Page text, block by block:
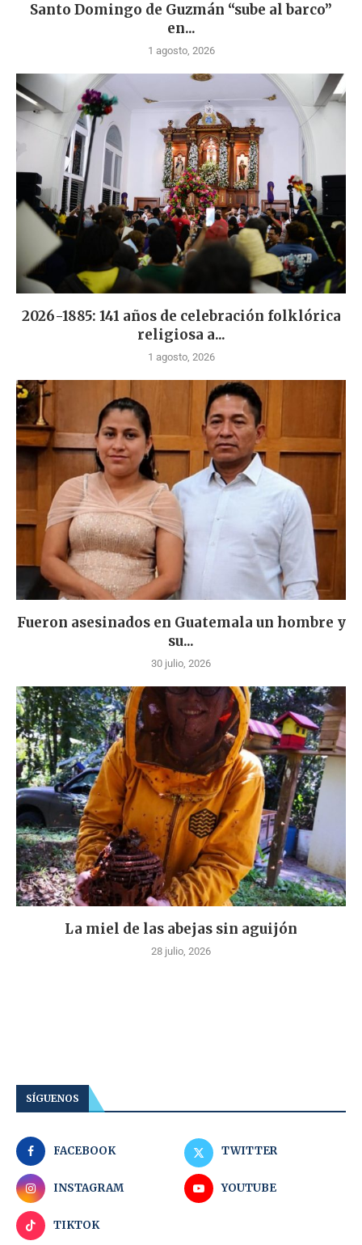
Santo Domingo de Guzmán “sube al barco”
en...
1 agosto, 2026
2026-1885: 141 años de celebración folklórica
religiosa a...
1 agosto, 2026
Fueron asesinados en Guatemala un hombre y
su...
30 julio, 2026
La miel de las abejas sin aguijón
28 julio, 2026
SÍGUENOS
FACEBOOK TWITTER
INSTAGRAM YOUTUBE
TIKTOK